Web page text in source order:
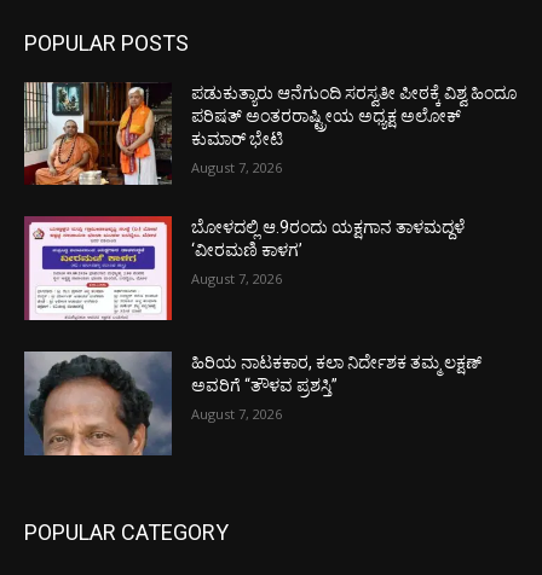
POPULAR POSTS
ಪಡುಕುತ್ಯಾರು ಆನೆಗುಂದಿ ಸರಸ್ವತೀ ಪೀಠಕ್ಕೆ ವಿಶ್ವ ಹಿಂದೂ
ಪರಿಷತ್ ಅಂತರರಾಷ್ಟ್ರೀಯ ಅಧ್ಯಕ್ಷ ಅಲೋಕ್
ಕುಮಾರ್ ಭೇಟಿ
August 7, 2026
ಬೋಳದಲ್ಲಿ ಆ.9ರಂದು ಯಕ್ಷಗಾನ ತಾಳಮದ್ದಳೆ
‘ವೀರಮಣಿ ಕಾಳಗ’
August 7, 2026
ಹಿರಿಯ ನಾಟಕಕಾರ, ಕಲಾ ನಿರ್ದೇಶಕ ತಮ್ಮ ಲಕ್ಷಣ್
ಅವರಿಗೆ “ತೌಳವ ಪ್ರಶಸ್ತಿ”
August 7, 2026
POPULAR CATEGORY